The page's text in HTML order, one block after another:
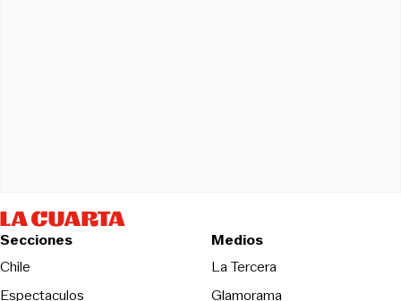
Secciones
Chile
Espectaculos
Medios
La TerceraOpens in new
Glamorama